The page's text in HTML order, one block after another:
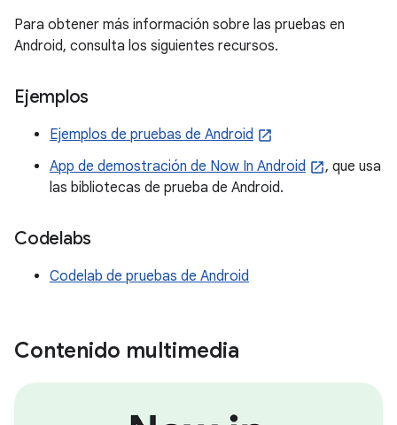
Para obtener más información sobre las pruebas en
Android, consulta los siguientes recursos.
Ejemplos
Ejemplos de pruebas de Android
App de demostración de Now In Android
, que usa
las bibliotecas de prueba de Android.
Codelabs
Codelab de pruebas de Android
Contenido multimedia